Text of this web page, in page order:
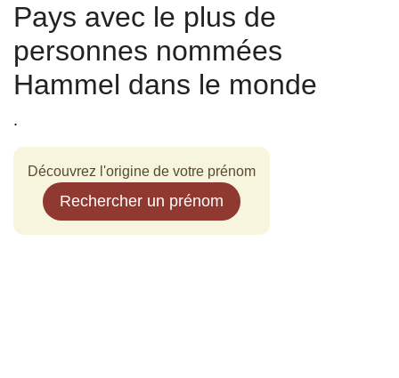
Pays avec le plus de
personnes nommées
Hammel dans le monde
.
Découvrez l'origine de votre prénom
Rechercher un prénom